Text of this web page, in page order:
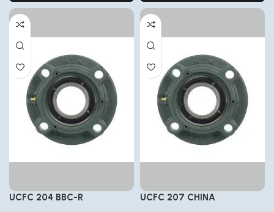
UCFC 204 BBC-R UCFC 207 CHINA